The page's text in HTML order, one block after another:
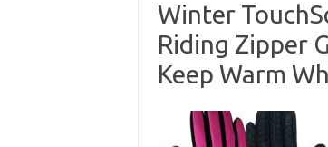
Winter
Riding Zipper
Keep Warm